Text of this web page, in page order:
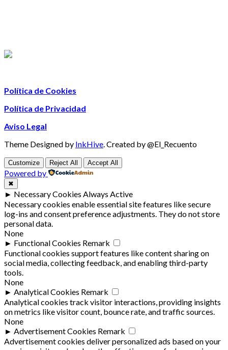
Política de Cookies
Política de Privacidad
Aviso Legal
Theme Designed by InkHive Created by @El_Recuento
Customize Reject All Accept All
Powered by
✖
► Necessary Cookies Always Active
Necessary cookies enable essential site features like secure
log-ins and consent preference adjustments. They do not store
personal data.
None
► Functional Cookies Remark
Functional cookies support features like content sharing on
social media, collecting feedback, and enabling third-party
tools.
None
► Analytical Cookies Remark
Analytical cookies track visitor interactions, providing insights
on metrics like visitor count, bounce rate, and traffic sources.
None
► Advertisement Cookies Remark
Advertisement cookies deliver personalized ads based on your